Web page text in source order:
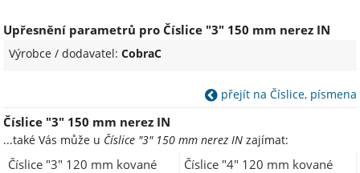
Upřesnění parametrů pro Číslice "3" 150 mm nerez IN
Výrobce / dodavatel:CobraC
přejít na Číslice, písmena
Číslice "3" 150 mm nerez IN
...také Vás může u Číslice "3" 150 mm nerez IN zajímat:
Číslice "3" 120 mm kované Číslice "4" 120 mm kované